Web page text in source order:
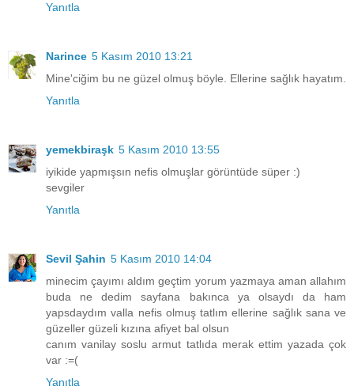
Yanıtla
Narince 5 Kasım 2010 13:21
Mine'ciğim bu ne güzel olmuş böyle. Ellerine sağlık hayatım.
Yanıtla
yemekbiraşk 5 Kasım 2010 13:55
iyikide yapmışsın nefis olmuşlar görüntüde süper :)
sevgiler
Yanıtla
Sevil Şahin 5 Kasım 2010 14:04
minecim çayımı aldım geçtim yorum yazmaya aman allahım
buda ne dedim sayfana bakınca ya olsaydı da ham
yapsdaydım valla nefis olmuş tatlım ellerine sağlık sana ve
güzeller güzeli kızına afiyet bal olsun
canım vanilay soslu armut tatlıda merak ettim yazada çok
var :=(
Yanıtla